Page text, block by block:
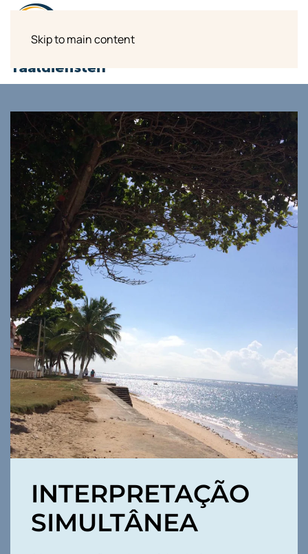
Skip to main content
INTERPRETAÇÃO
SIMULTÂNEA